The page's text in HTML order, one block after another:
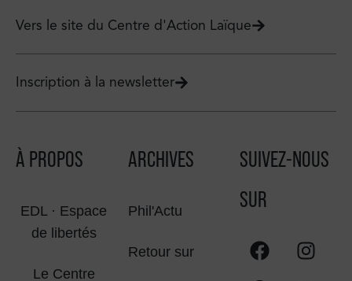
Vers le site du Centre d'Action Laïque
Inscription à la newsletter
À PROPOS
EDL · Espace
de libertés
Le Centre
ARCHIVES
Phil'Actu
Retour sur
SUIVEZ-NOUS
SUR